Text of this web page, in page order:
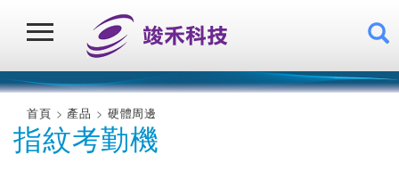
首頁 產品 硬體周邊
指紋考勤機